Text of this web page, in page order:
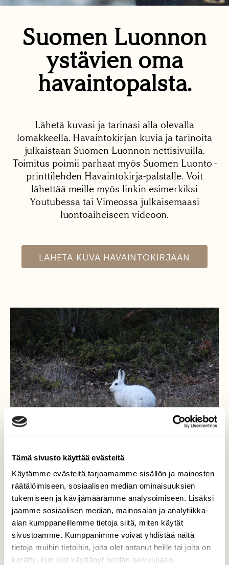
Tämä sivusto käyttää evästeitä
Käytämme evästeitä tarjoamamme sisällön ja mainosten
räätälöimiseen, sosiaalisen median ominaisuuksien
tukemiseen ja kävijämäärämme analysoimiseen. Lisäksi
jaamme sosiaalisen median, mainosalan ja analytiikka-
alan kumppaneillemme tietoja siitä, miten käytät
sivustoamme. Kumppanimme voivat yhdistää näitä
tietoja muihin tietoihin, joita olet antanut heille tai joita on
kerätty, kun olet käyttänyt heidän palvelujaan.
Suomen Luonnon
ystävien oma
havaintopalsta.
Lähetä kuvasi ja tarinasi alla olevalla
lomakkeella. Havaintokirjan kuvia ja tarinoita
julkaistaan Suomen Luonnon nettisivuilla.
Toimitus poimii parhaat myös Suomen Luonto -
printtilehden Havaintokirja-palstalle. Voit
lähettää meille myös linkin esimerkiksi
Youtubessa tai Vimeossa julkaisemaasi
luontoaiheiseen videoon.
LÄHETÄ KUVA HAVAINTOKIRJAAN
Metsäjänis
Lumi suli ennätysvarhain ja metsäjänikset
loistavat valkoisena kuin lyhdyt maastossa.
Muutokset ilmastossa ovat niin nopeita, että
puput eivät pysy perässä.